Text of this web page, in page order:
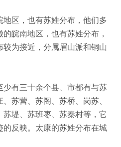
区，也有苏姓分布，他们多
皖南地区，也有苏姓分布，
为接近，分属眉山派和铜山
有三十余个县、市都有与苏
苏营、苏阁、苏桥、岗苏、
堤、苏班枣、苏秦村等，它
反映。太康的苏姓分布在城